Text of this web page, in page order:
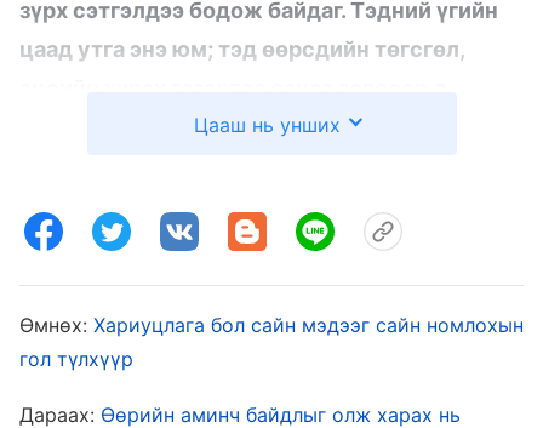
зүрх сэтгэлдээ бодож байдаг. Тэдний үгийн
цаад утга энэ юм; тэд өөрсдийн төгсгөл,
байдаг. Хэрвээ Бурхан тэднийг үйлчлэл
тэднийг Өөрийн ардын нэг гэж хэлээд,
тэднийг магтсан бол үүргээ гүйцэтгэхдээ тэд
арай илүү хичээл чармайлт гаргадаг. Энд
ямар асуудал байна вэ? Асуудал нь гэвэл, тэд
Цааш нь унших
Өмнөх: Хариуцлага бол сайн мэдээг сайн номлохын
гол түлхүүр
Дараах: Өөрийн аминч байдлыг олж харах нь